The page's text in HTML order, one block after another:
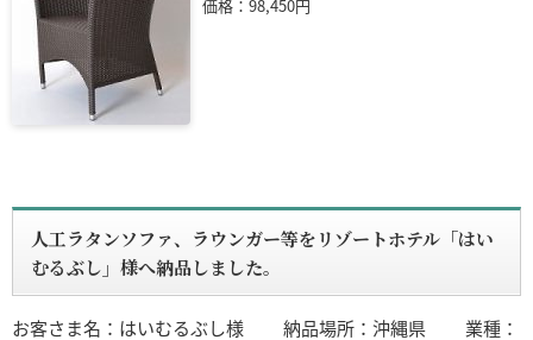
価格：98,450円
人工ラタンソファ、ラウンガー等をリゾートホテル「はい
むるぶし」様へ納品しました。
お客さま名：はいむるぶし様 納品場所：沖縄県
業種：